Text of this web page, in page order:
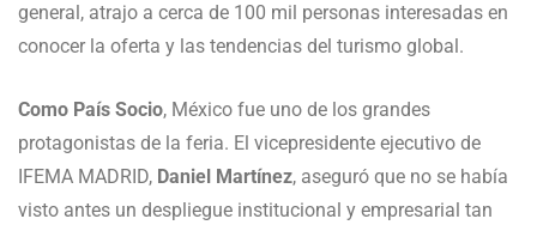
general, atrajo a cerca de 100 mil personas interesadas en
conocer la oferta y las tendencias del turismo global.
Como País Socio, México fue uno de los grandes
protagonistas de la feria. El vicepresidente ejecutivo de
IFEMA MADRID, Daniel Martínez, aseguró que no se había
visto antes un despliegue institucional y empresarial tan